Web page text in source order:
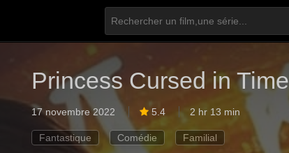
Princess Cursed in
17 novembre 2022 5.4 2 hr 13 min
Fantastique Comédie Familial